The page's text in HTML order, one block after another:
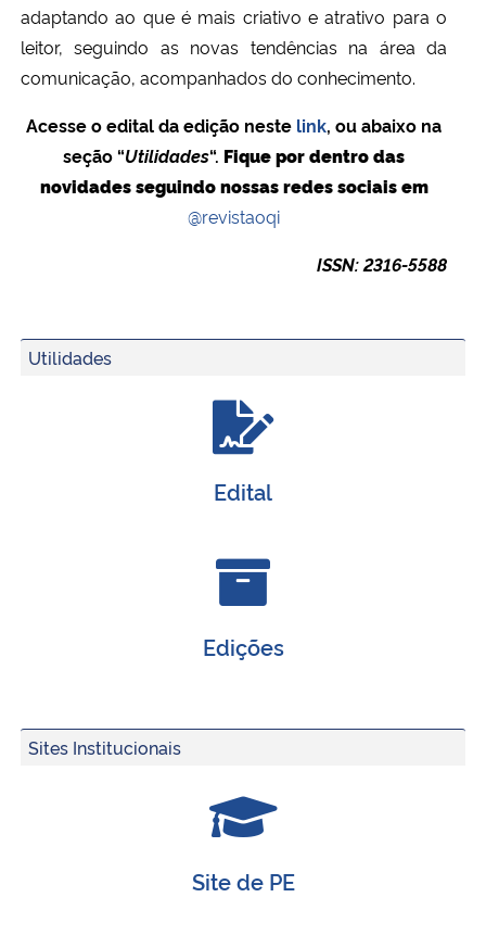
adaptando ao que é mais criativo e atrativo para o
leitor, seguindo as novas tendências na área da
comunicação, acompanhados do conhecimento.
Acesse o edital da edição neste link, ou abaixo na
seção “Utilidades“. Fique por dentro das
novidades seguindo nossas redes sociais em
@revistaoqi
ISSN: 2316-5588
Utilidades
Edital
Edições
Sites Institucionais
Site de PE